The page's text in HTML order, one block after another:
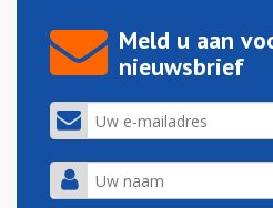
Meld u aan
nieuwsbrief